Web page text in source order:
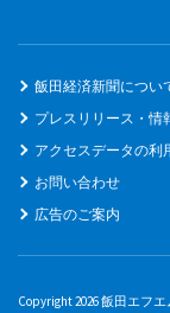
飯田経済新聞につい
プレスリリース・情
アクセスデータの利
お問い合わせ
広告のご案内
Copyright 2026 飯田エフ